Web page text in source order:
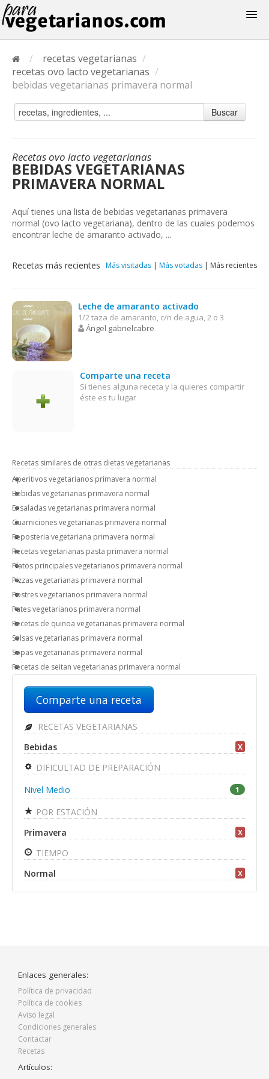
/ recetas vegetarianas /
recetas ovo lacto vegetarianas /
bebidas vegetarianas primavera normal
Buscar
Recetas ovo lacto vegetarianas
BEBIDAS VEGETARIANAS
PRIMAVERA NORMAL
Aquí tienes una lista de bebidas vegetarianas primavera
normal (ovo lacto vegetariana), dentro de las cuales podemos
encontrar leche de amaranto activado, ...
Recetas más recientes Más visitadas | Más votadas | Más recientes
Leche de amaranto activado
1/2 taza de amaranto, c/n de agua, 2 o 3
Ángel gabrielcabre
Comparte una receta
Si tienes alguna receta y la quieres compartir
éste es tu lugar
Recetas similares de otras dietas vegetarianas
Aperitivos vegetarianos primavera normal
Bebidas vegetarianas primavera normal
Ensaladas vegetarianas primavera normal
Guarniciones vegetarianas primavera normal
Reposteria vegetariana primavera normal
Recetas vegetarianas pasta primavera normal
Platos principales vegetarianos primavera normal
Pizzas vegetarianas primavera normal
Postres vegetarianos primavera normal
Pates vegetarianos primavera normal
Recetas de quinoa vegetarianas primavera normal
Salsas vegetarianas primavera normal
Sopas vegetarianas primavera normal
Recetas de seitan vegetarianas primavera normal
Comparte una receta
RECETAS VEGETARIANAS
Bebidas
X
DIFICULTAD DE PREPARACIÓN
Nivel Medio
1
POR ESTACIÓN
Primavera
X
TIEMPO
Normal
X
Enlaces generales:
Política de privacidad
Política de cookies
Aviso legal
Condiciones generales
Contactar
Recetas
Artículos: